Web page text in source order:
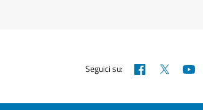
Seguici su: Facebook